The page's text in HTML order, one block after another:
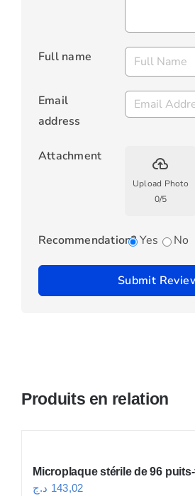
Full name
Email
address
Attachment backup
Upload Photo
0/5
Recommendation? Yes No
Submit
Produits en relation
Microplaque stérile de 96
143,02 د.ج